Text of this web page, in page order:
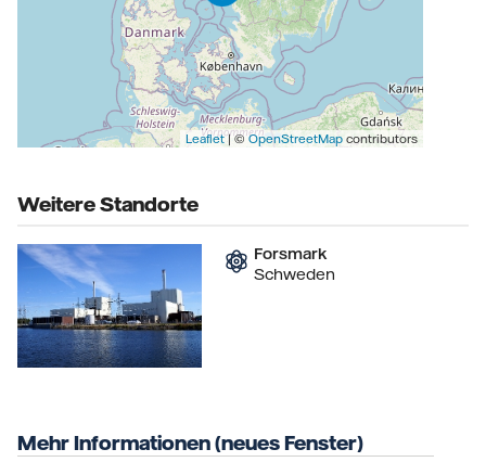
Leaflet| ©OpenStreetMap contributors
Weitere Standorte
Forsmark
Schweden
Mehr Informationen (neues Fenster)